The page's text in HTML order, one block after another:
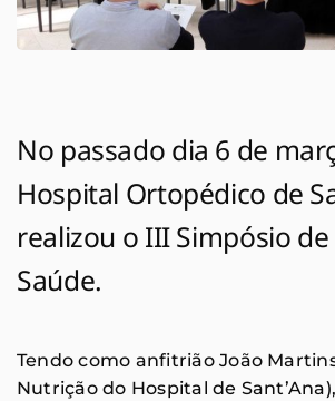
No passado dia 6 de
Hospital Ortopédico de
realizou o III Simpósio
Saúde.
Tendo como anfitrião João
Nutrição do Hospital de